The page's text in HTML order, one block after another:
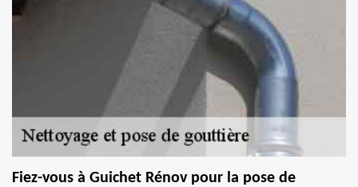
Fiez-vous à Guichet Rénov pour la pose de